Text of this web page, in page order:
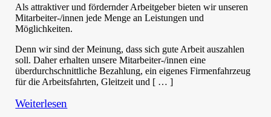
Als attraktiver und fördernder Arbeitgeber bieten wir unseren
Mitarbeiter-/innen jede Menge an Leistungen und
Möglichkeiten.
Denn wir sind der Meinung, dass sich gute Arbeit auszahlen
soll. Daher erhalten unsere Mitarbeiter-/innen eine
überdurchschnittliche Bezahlung, ein eigenes Firmenfahrzeug
für die Arbeitsfahrten, Gleitzeit und [ … ]
Weiterlesen